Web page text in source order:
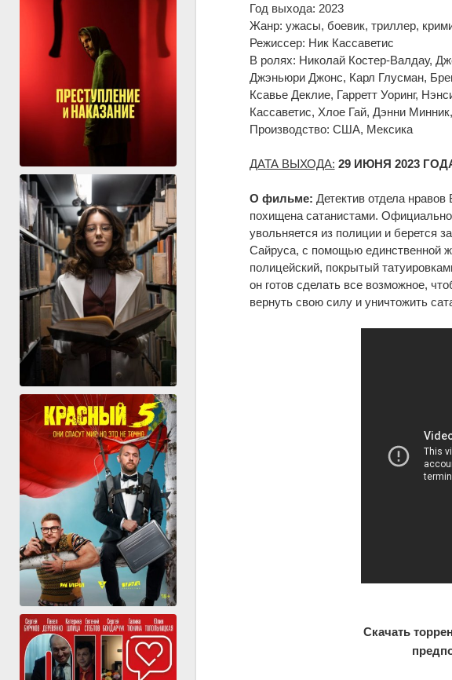
Год выхода: 2023
Жанр: ужасы, боевик, триллер,
Режиссер: Ник Кассаветис
В ролях: Николай Костер-Валдау,
Джэньюри Джонс, Карл Глусман,
Ксавье Деклие, Гарретт Уоринг,
Кассаветис, Хлое Гай, Дэнни
Производство: США, Мексика
ДАТА ВЫХОДА: 29 ИЮНЯ 2023
О фильме: Детектив отдела
похищена сатанистами.
увольняется из полиции и берется
Сайруса, с помощью единственной
полицейский, покрытый
он готов сделать все возможное,
вернуть свою силу и уничтожить
Скачать